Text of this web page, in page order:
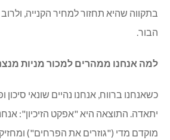
בתקווה שהיא תחזור למחיר הקנייה,
הבור.
למה אנחנו ממהרים למכור מניות
כשאנחנו ברווח, אנחנו נהיים שונאי סיכון
יתאדה. התוצאה היא "אפקט הזיכיון":
מוקדם מדי ("גוזרים את הפרחים")